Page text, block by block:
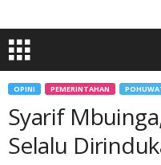
OPINI PEMERINTAHAN
Syarif
Selalu